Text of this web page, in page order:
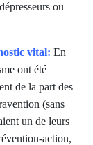
ou
vital: En
ont été
de la part des
(sans
un de leurs
action,